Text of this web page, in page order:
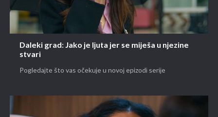
Daleki grad: Jako je ljuta jer se miješa u njezine
stvari
Pogledajte što vas očekuje u novoj epizodi serije